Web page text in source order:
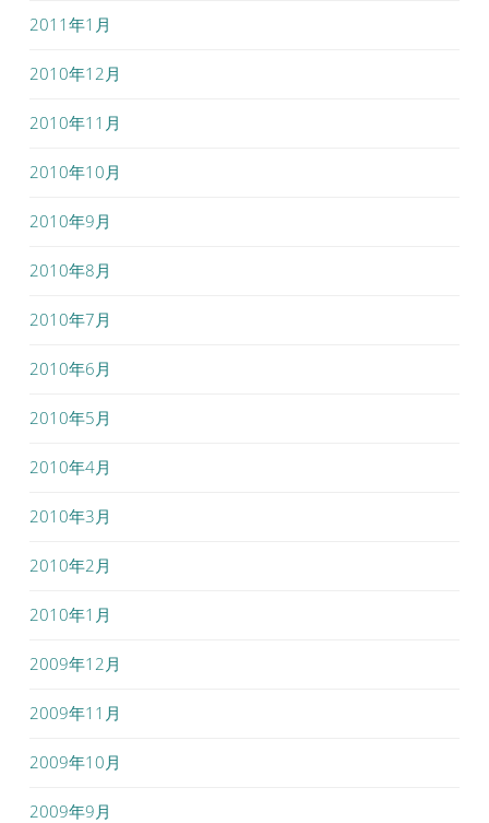
2011年1月
2010年12月
2010年11月
2010年10月
2010年9月
2010年8月
2010年7月
2010年6月
2010年5月
2010年4月
2010年3月
2010年2月
2010年1月
2009年12月
2009年11月
2009年10月
2009年9月